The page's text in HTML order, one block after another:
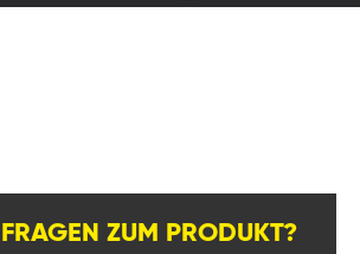
FRAGEN ZUM PRODUKT?